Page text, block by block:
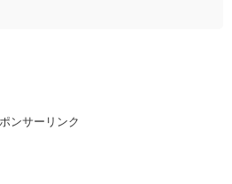
ンサーリンク